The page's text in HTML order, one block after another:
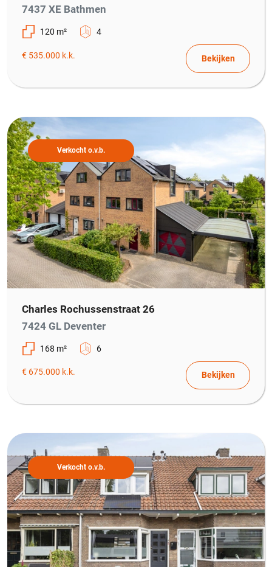
7437 XE Bathmen
120 m² 4
€ 535.000 k.k. Bekijken
Verkocht o.v.b.
Charles Rochussenstraat 26
7424 GL Deventer
168 m² 6
€ 675.000 k.k. Bekijken
Verkocht o.v.b.